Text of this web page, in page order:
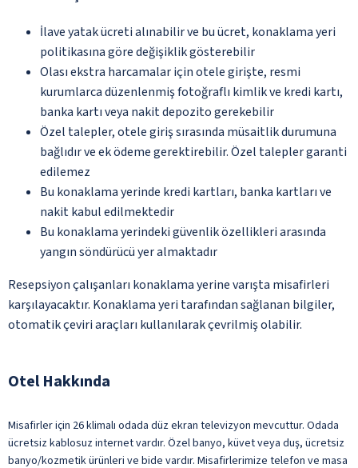
İlave yatak ücreti alınabilir ve bu ücret, konaklama yeri
politikasına göre değişiklik gösterebilir
Olası ekstra harcamalar için otele girişte, resmi
kurumlarca düzenlenmiş fotoğraflı kimlik ve kredi kartı,
banka kartı veya nakit depozito gerekebilir
Özel talepler, otele giriş sırasında müsaitlik durumuna
bağlıdır ve ek ödeme gerektirebilir. Özel talepler garanti
edilemez
Bu konaklama yerinde kredi kartları, banka kartları ve
nakit kabul edilmektedir
Bu konaklama yerindeki güvenlik özellikleri arasında
yangın söndürücü yer almaktadır
Resepsiyon çalışanları konaklama yerine varışta misafirleri
karşılayacaktır. Konaklama yeri tarafından sağlanan bilgiler,
otomatik çeviri araçları kullanılarak çevrilmiş olabilir.
Otel Hakkında
Misafirler için 26 klimalı odada düz ekran televizyon mevcuttur. Odada
ücretsiz kablosuz internet vardır. Özel banyo, küvet veya duş, ücretsiz
banyo/kozmetik ürünleri ve bide vardır. Misafirlerimize telefon ve masa